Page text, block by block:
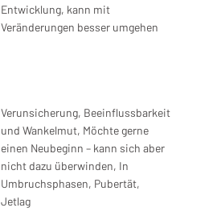
Entwicklung, kann mit
Veränderungen besser umgehen
Verunsicherung, Beeinflussbarkeit
und Wankelmut, Möchte gerne
einen Neubeginn – kann sich aber
nicht dazu überwinden, In
Umbruchsphasen, Pubertät,
Jetlag